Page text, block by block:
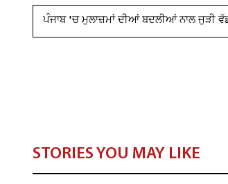
ਪੰਜਾਬ 'ਚ ਮੁਲਾਜ਼ਮਾਂ ਦੀਆਂ ਬਦਲੀਆਂ ਨਾਲ ਜੁੜੀ
STORIES YOU MAY LIKE